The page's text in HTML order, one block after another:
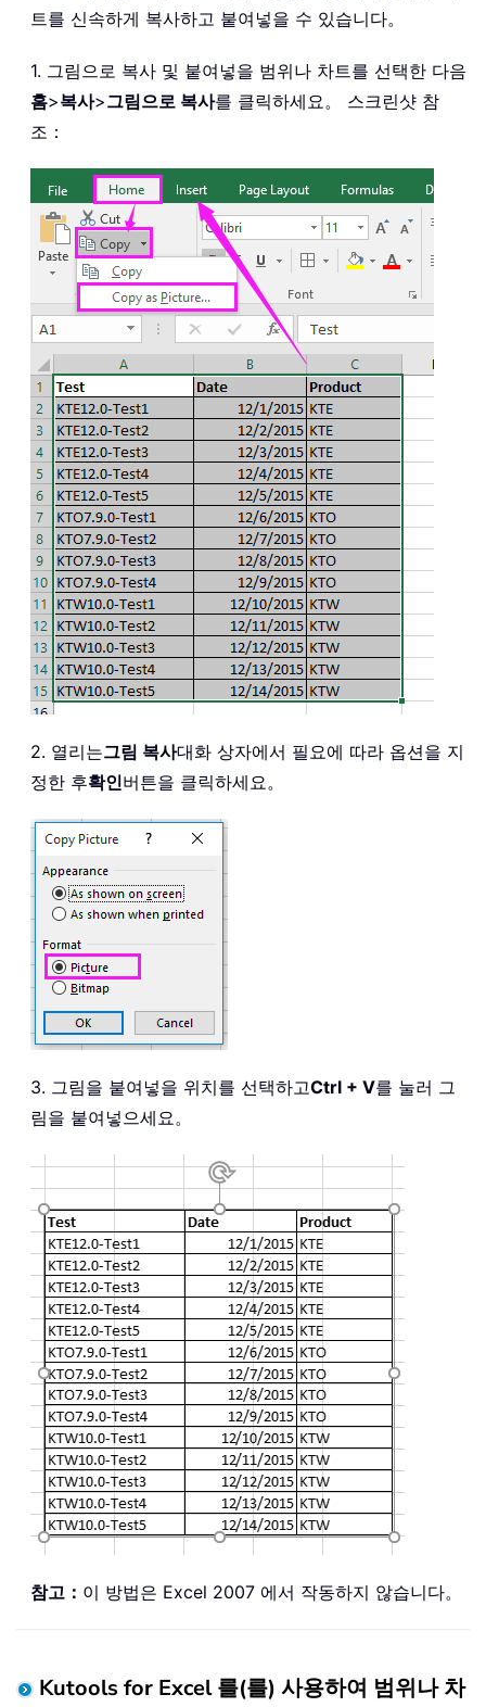
트를 신속하게 복사하고 붙여넣을 수 있습니다。
1. 그림으로 복사 및 붙여넣을 범위나 차트를 선택한 다음
홈>복사>그림으로 복사를 클릭하세요。 스크린샷 참
조：
2. 열리는그림 복사대화 상자에서 필요에 따라 옵션을 지
정한 후확인버튼을 클릭하세요。
3. 그림을 붙여넣을 위치를 선택하고Ctrl + V를 눌러 그
림을 붙여넣으세요。
참고： 이 방법은 Excel 2007 에서 작동하지 않습니다。
Kutools for Excel 를(를) 사용하여 범위나 차